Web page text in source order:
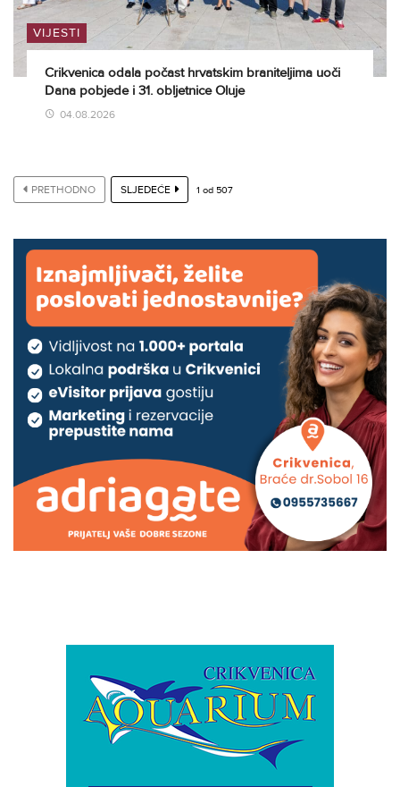
VIJESTI
Crikvenica odala počast hrvatskim braniteljima uoči
Dana pobjede i 31. obljetnice Oluje
04.08.2026
PRETHODNO SLJEDEĆE 1 od 507